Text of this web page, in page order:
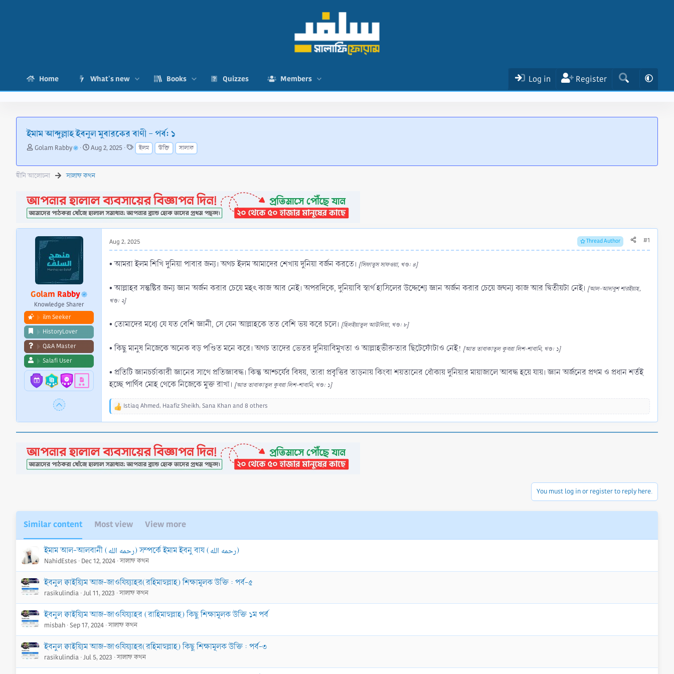
Home What's new Books Quizzes Members Log in Register
ইমাম আব্দুল্লাহ ইবনুল মুবারকের বাণী - পর্ব: ১
T
r
e
s
t
r
t
Golam Rabby
S
a
r
a
t
Aug 2, 2025
T
a
g
ইলম উক্তি সালাফ
দ্বীনি আলোচনা সালাফ কথন
Golam Rabby
Knowledge Sharer
ilm Seeker
HistoryLover
Q&A Master
Salafi User
Aug 2, 2025 Thread Author #1
• আমরা ইলম শিখি দুনিয়া পাবার জন্য। অথচ ইলম আমাদের শেখায় দুনিয়া বর্জন করতে। [সিফাতুস সাফওয়া, খণ্ড: ৪]
• আল্লাহর সন্তুষ্টির জন্য জ্ঞান অর্জন করার চেয়ে মহৎ কাজ আর নেই। অপরদিকে, দুনিয়াবি স্বার্থ হাসিলের উদ্দেশ্যে জ্ঞান অর্জন করার চেয়ে জঘন্য কাজ আর দ্বিতীয়টা নেই। [আল-আদাবুশ শারইয়াহ,
খণ্ড: ২]
• তোমাদের মধ্যে যে যত বেশি জ্ঞানী, সে যেন আল্লাহকে তত বেশি ভয় করে চলে। [হিলইয়াতুল আউলিয়া, খণ্ড: ৮]
• কিছু মানুষ নিজেকে অনেক বড় পণ্ডিত মনে করে। অথচ তাদের ভেতর দুনিয়াবিমুখতা ও আল্লাহভীরুতার ছিটেফোঁটাও নেই! [আত তাবাকাতুল কুবরা লিশ-শাবানি, খণ্ড: ১]
• প্রতিটি জ্ঞানচর্চাকারী জ্ঞানের সাথে প্রতিজ্ঞাবদ্ধ। কিন্তু আশ্চর্যের বিষয়, তারা প্রবৃত্তির তাড়নায় কিংবা শয়তানের ধোঁকায় দুনিয়ার মায়াজালে আবদ্ধ হয়ে যায়। জ্ঞান অর্জনের প্রথম ও প্রধান শর্তই
হচ্ছে পার্থিব মোহ থেকে নিজেকে মুক্ত রাখা। [আত তাবাকাতুল কুবরা লিশ-শাবানি, খণ্ড: ১]
R
i
o
n
Istiaq Ahmed, Haafiz Sheikh, Sana Khan and 8 others
You must log in or register to reply here.
Similar content Most view View more
ইমাম আল-আলবানী (رحمه الله) সম্পর্কে ইমাম ইবনু বায (رحمه الله)
NahidEstes Dec 12, 2024 সালাফ কথন
ইবনুল ক্বাইয়্যিম আজ-জাওযিয়্যাহর(রহিমাহুল্লাহ) শিক্ষামূলক উক্তি : পর্ব-৫
rasikulindia Jul 11, 2023 সালাফ কথন
ইবনুল ক্বাইয়্যিম আজ-জাওযিয়্যাহর (রাহিমাহুল্লাহ) কিছু শিক্ষামূলক উক্তি ১ম পর্ব
misbah Sep 17, 2024 সালাফ কথন
ইবনুল ক্বাইয়্যিম আজ-জাওযিয়্যাহর(রহিমাহুল্লাহ) কিছু শিক্ষামূলক উক্তি : পর্ব-৩
rasikulindia Jul 5, 2023 সালাফ কথন